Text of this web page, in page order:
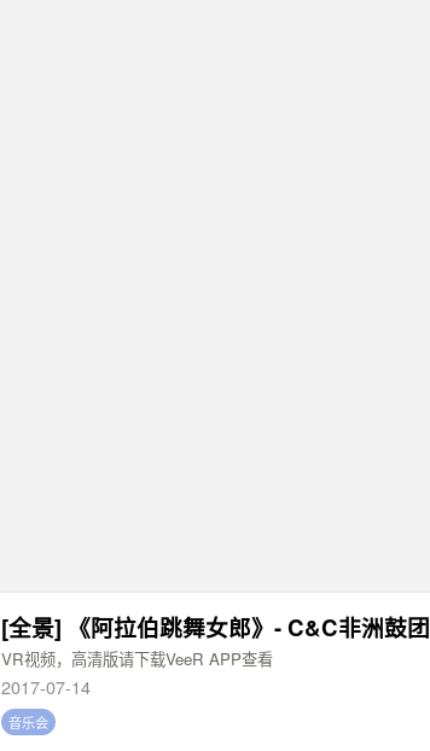
[全景] 《阿拉伯跳舞女郎》- C&C非洲鼓团
VR视频，高清版请下载VeeR APP查看
2017-07-14
音乐会